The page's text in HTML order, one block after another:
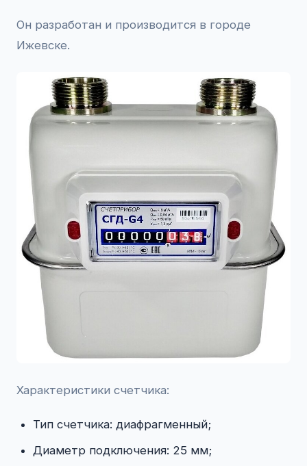
Он разработан и производится в городе
Ижевске.
Характеристики счетчика:
Тип счетчика: диафрагменный;
Диаметр подключения: 25 мм;